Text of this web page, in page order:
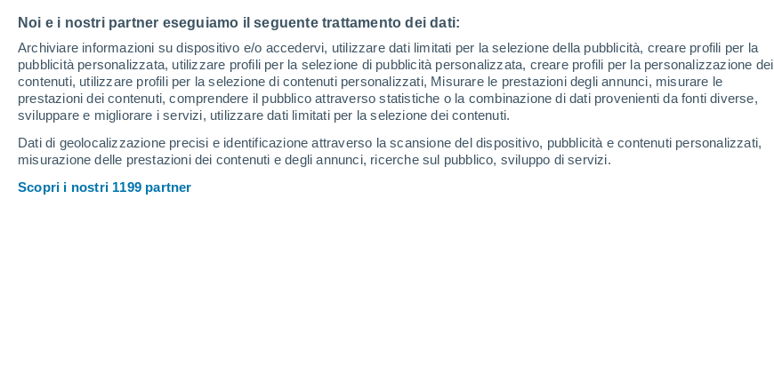
Noi e i nostri partner eseguiamo il seguente trattamento dei dati:
Archiviare informazioni su dispositivo e/o accedervi, utilizzare dati limitati per la selezione della pubblicità, creare profili per la
pubblicità personalizzata, utilizzare profili per la selezione di pubblicità personalizzata, creare profili per la personalizzazione dei
contenuti, utilizzare profili per la selezione di contenuti personalizzati, Misurare le prestazioni degli annunci, misurare le
prestazioni dei contenuti, comprendere il pubblico attraverso statistiche o la combinazione di dati provenienti da fonti diverse,
sviluppare e migliorare i servizi, utilizzare dati limitati per la selezione dei contenuti.
Dati di geolocalizzazione precisi e identificazione attraverso la scansione del dispositivo, pubblicità e contenuti personalizzati,
misurazione delle prestazioni dei contenuti e degli annunci, ricerche sul pubblico, sviluppo di servizi.
Scopri i nostri 1199 partner
Impianti di risalita 0 / 4
Tipo di neve alla base
Tipo di neve nella parte superiore Neve fresca
Spessore della neve